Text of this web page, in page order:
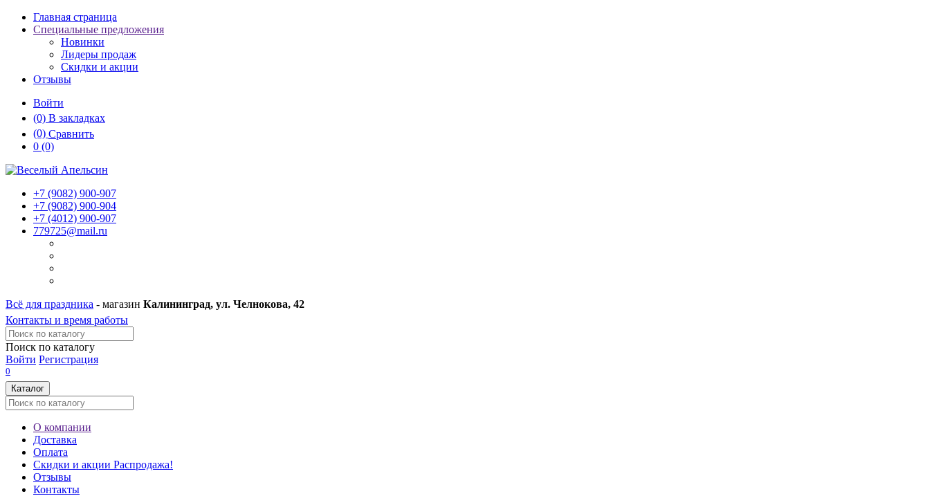
Главная страница
Специальные предложения
Новинки
Лидеры продаж
Скидки и акции
Отзывы
Войти
(0) В закладках
(0) Сравнить
0 (0)
+7 (9082) 900-907
+7 (9082) 900-904
+7 (4012) 900-907
779725@mail.ru
Всё для праздника - магазин Калининград, ул. Челнокова, 42
Контакты и время работы
Поиск по каталогу
Войти Регистрация
0
Каталог
О компании
Доставка
Оплата
Скидки и акции Распродажа!
Отзывы
Контакты